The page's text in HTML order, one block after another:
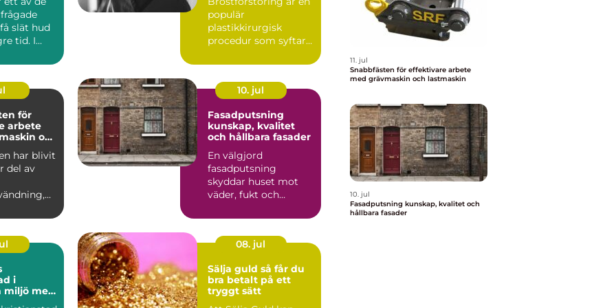
slät hud
tid. I
populär
plastikkirurgisk
procedur som syftar
för
arbete
och
har blivit
del av
10. jul
Fasadputsning
kunskap, kvalitet
och hållbara fasader
En välgjord
fasadputsning
skyddar huset mot
väder, fukt och
som byggnaden får
ett...
i
miljö med
08. jul
Sälja guld så får du
bra betalt på ett
tryggt sätt
11. jul
Snabbfästen för effektivare arbete
med grävmaskin och lastmaskin
10. jul
Fasadputsning kunskap, kvalitet och
hållbara fasader